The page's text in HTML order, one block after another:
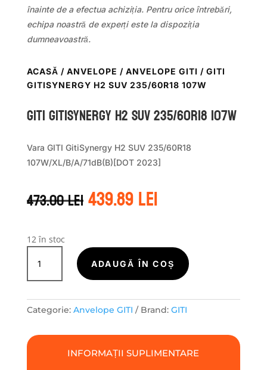
înainte de a efectua achiziția. Pentru orice întrebări,
echipa noastră de experți este la dispoziția
dumneavoastră.
ACASĂ / ANVELOPE / ANVELOPE GITI / GITI
GITISYNERGY H2 SUV 235/60R18 107W
GITI GITISYNERGY H2 SUV 235/60R18 107W
Vara GITI GitiSynergy H2 SUV 235/60R18
107W/XL/B/A/71dB(B)[DOT 2023]
473.00leiPrețul
inițial
473.00 lei.
439.89leiPrețul
curent
12 în stoc
Cantitate
GITISYNERGY
SUV
107W
ADAUGĂ ÎN COȘ
Categorie: Anvelope GITI Brand: GITI
INFORMAȚII SUPLIMENTARE